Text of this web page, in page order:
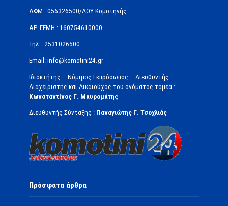
ΑΦΜ : 056326500/ΔOΥ Κομοτηνής
ΑΡ.ΓΕΜΗ : 160754610000
Τηλ.: 2531026500
Email: info@komotini24.gr
Ιδιοκτήτης – Νόμιμος Εκπρόσωπος – Διευθυντής –
Διαχειριστής και Δικαιούχος του ονόματος τομέα :
Κωνσταντίνος Γ. Μαυρομάτης
Διευθυντής Σύνταξης : Παναγιώτης Γ. Τσοχλιάς
Πρόσφατα άρθρα